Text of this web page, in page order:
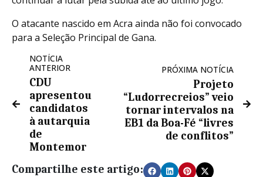
O atacante nascido em Acra ainda não foi convocado
para a Seleção Principal de Gana.
NOTÍCIA
ANTERIOR
CDU
apresentou
candidatos
à autarquia
de
Montemor
PRÓXIMA NOTÍCIA
Projeto
“Ludorrecreios” veio
tornar intervalos na
EB1 da Boa-Fé “livres
de conflitos”
Compartilhe este artigo: